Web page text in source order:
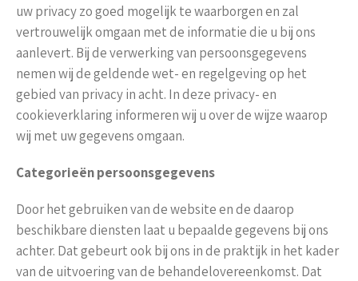
uw privacy zo goed mogelijk te waarborgen en zal
vertrouwelijk omgaan met de informatie die u bij ons
aanlevert. Bij de verwerking van persoonsgegevens
nemen wij de geldende wet- en regelgeving op het
gebied van privacy in acht. In deze privacy- en
cookieverklaring informeren wij u over de wijze waarop
wij met uw gegevens omgaan.
Categorieën persoonsgegevens
Door het gebruiken van de website en de daarop
beschikbare diensten laat u bepaalde gegevens bij ons
achter. Dat gebeurt ook bij ons in de praktijk in het kader
van de uitvoering van de behandelovereenkomst. Dat